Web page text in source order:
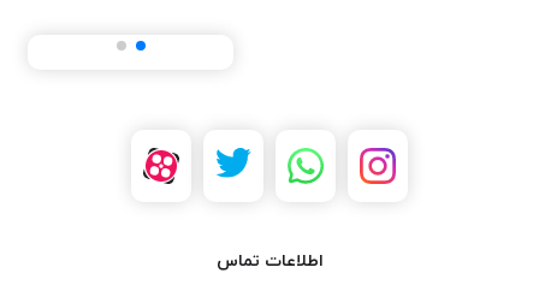
اطلاعات تماس